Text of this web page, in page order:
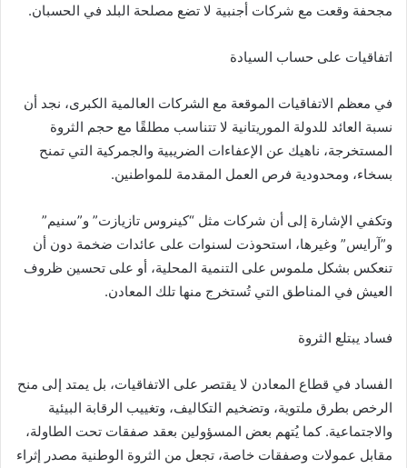
مجحفة وقعت مع شركات أجنبية لا تضع مصلحة البلد في الحسبان.
اتفاقيات على حساب السيادة
في معظم الاتفاقيات الموقعة مع الشركات العالمية الكبرى، نجد أن
نسبة العائد للدولة الموريتانية لا تتناسب مطلقًا مع حجم الثروة
المستخرجة، ناهيك عن الإعفاءات الضريبية والجمركية التي تمنح
بسخاء، ومحدودية فرص العمل المقدمة للمواطنين.
وتكفي الإشارة إلى أن شركات مثل “كينروس تازيازت” و”سنيم”
و”آرايس” وغيرها، استحوذت لسنوات على عائدات ضخمة دون أن
تنعكس بشكل ملموس على التنمية المحلية، أو على تحسين ظروف
العيش في المناطق التي تُستخرج منها تلك المعادن.
فساد يبتلع الثروة
الفساد في قطاع المعادن لا يقتصر على الاتفاقيات، بل يمتد إلى منح
الرخص بطرق ملتوية، وتضخيم التكاليف، وتغييب الرقابة البيئية
والاجتماعية. كما يُتهم بعض المسؤولين بعقد صفقات تحت الطاولة،
مقابل عمولات وصفقات خاصة، تجعل من الثروة الوطنية مصدر إثراء